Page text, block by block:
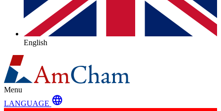
English
Menu
LANGUAGE language